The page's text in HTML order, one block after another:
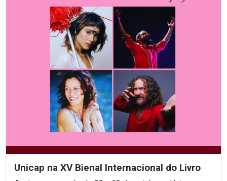
Unicap na XV Bienal Internacional do Livro